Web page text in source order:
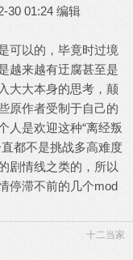
30 01:24 编辑
可以的，毕竟时过境
越来越有迂腐甚至是
大大本身的思考，颠
原作者受制于自己的
人是欢迎这种“离经叛
都不是挑战多高难度
剧情线之类的，所以
停滞不前的几个mod
十二当家